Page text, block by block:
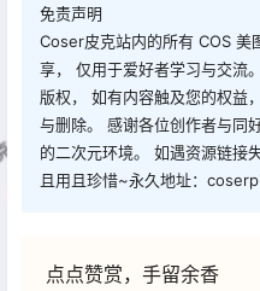
免责声明
Coser皮克站内的所有 COS 美
享， 仅用于爱好者学习与交流
版权， 如有内容触及您的权益
与删除。 感谢各位创作者与同
的二次元环境。 如遇资源链接
且用且珍惜~永久地址：
点点赞赏，手留余香